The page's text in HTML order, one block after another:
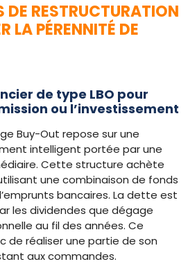
DE RESTRUCTURATION
LA PÉRENNITÉ DE
de type LBO pour
ou l’investissement
Buy-Out repose sur une
intelligent portée par une
Cette structure achète
une combinaison de fonds
bancaires. La dette est
les dividendes que dégage
au fil des années. Ce
de réaliser une partie de son
aux commandes.